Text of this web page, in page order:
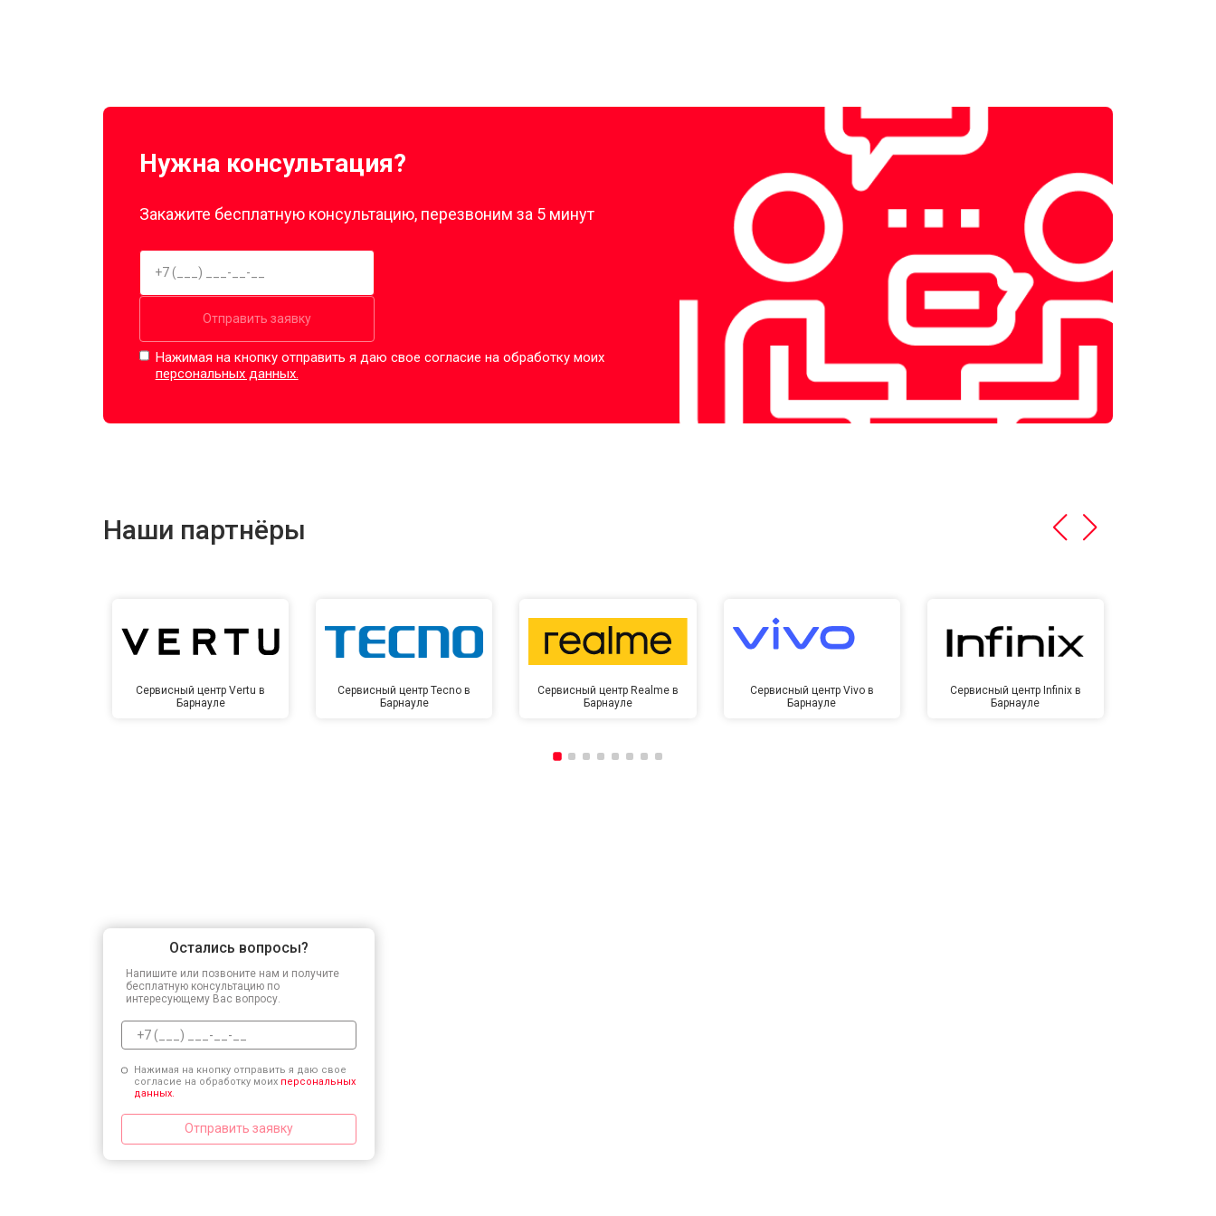
Нужна консультация?
Закажите бесплатную консультацию, перезвоним за 5 минут
Отправить заявку
Нажимая на кнопку отправить я даю свое согласие на обработку моих
персональных данных.
Наши партнёры
Сервисный центр Vertu в
Барнауле
Сервисный центр Tecno в
Барнауле
Сервисный центр Realme в
Барнауле
Сервисный центр Vivo в
Барнауле
Сервисный центр Infinix в
Барнауле
Остались вопросы?
Напишите или позвоните нам и получите
бесплатную консультацию по
интересующему Вас вопросу.
Нажимая на кнопку отправить я даю свое
согласие на обработку моих персональных
данных.
Отправить заявку